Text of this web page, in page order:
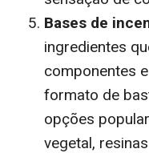
Bases de
ingredientes
componentes
formato de
opções
vegetal,